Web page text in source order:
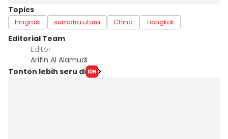
Topics
Imigrasi sumatra utara China Tiongkok
Editorial Team
Editor
Arifin Al Alamudi
Tonton lebih seru di